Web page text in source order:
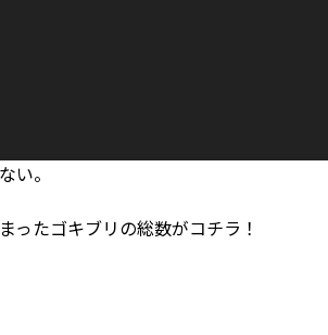
い。
ったゴキブリの総数がコチラ！